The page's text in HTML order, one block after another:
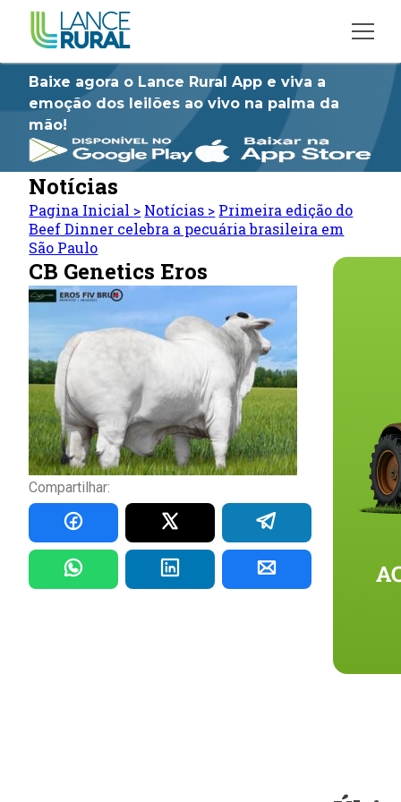
Baixe agora o Lance Rural App e viva a
emoção dos leilões ao vivo na palma da
mão!
Notícias
Pagina Inicial > Notícias > Primeira edição do
Beef Dinner celebra a pecuária brasileira em
São Paulo
CB Genetics Eros
Compartilhar: